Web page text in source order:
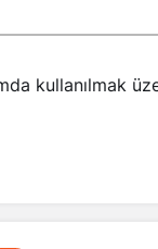
kullanılmak